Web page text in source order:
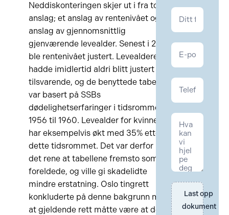
Neddiskonteringen skjer ut i fra to
anslag; et anslag av rentenivået og et
anslag av gjennomsnittlig
gjenværende levealder. Senest i 2014
ble rentenivået justert. Levealderen
hadde imidlertid aldri blitt justert
tilsvarende, og de benyttede tabeller
var basert på SSBs
dødelighetserfaringer i tidsrommet
1956 til 1960. Levealder for kvinner
har eksempelvis økt med 35% etter
dette tidsrommet. Det var derfor på
det rene at tabellene fremsto som
foreldede, og ville gi skadelidte
mindre erstatning. Oslo tingrett
konkluderte på denne bakgrunn med
at gjeldende rett måtte være at det
Kontakt
Last opp
dokument